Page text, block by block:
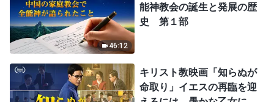
46:12
能神教会の誕生と発展の歴
史 第１部
キリスト教映画「知らぬが
命取り」イエスの再臨を迎